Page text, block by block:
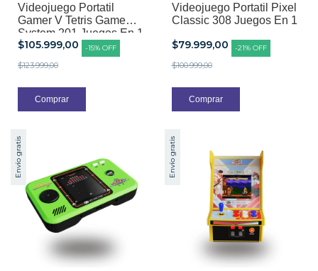
Videojuego Portatil
Gamer V Tetris Game
System 201 Juegos En 1
$105.999,00 -15% OFF
$123.999,00
Videojuego Portatil Pixel
Classic 308 Juegos En 1
$79.999,00 -21% OFF
$100.999,00
Envío gratis Envío gratis